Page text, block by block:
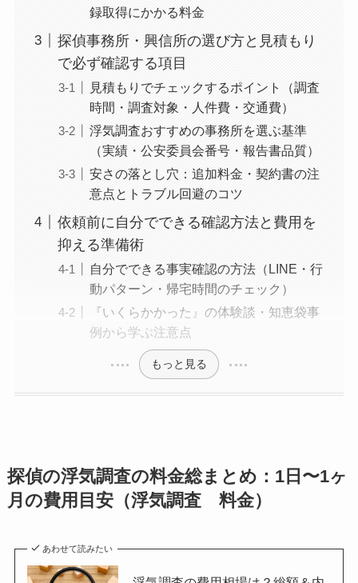
録取得にかかる料金
探偵事務所・興信所の選び方と見積もり
で必ず確認する項目
見積もりでチェックするポイント（調査
時間・調査対象・人件費・交通費）
浮気調査おすすめの事務所を選ぶ基準
（実績・公安委員会番号・報告書品質）
安さの落とし穴：追加料金・契約書の注
意点とトラブル回避のコツ
依頼前に自分でできる確認方法と費用を
抑える準備術
自分でできる事実確認の方法（LINE・行
動パターン・帰宅時間のチェック）
『いくらかかった』の体験談・知恵袋事
例から学ぶ注意点
もっと見る
探偵の浮気調査の料金総まとめ：1日〜1ヶ
月の費用目安（浮気調査 料金）
あわせて読みたい